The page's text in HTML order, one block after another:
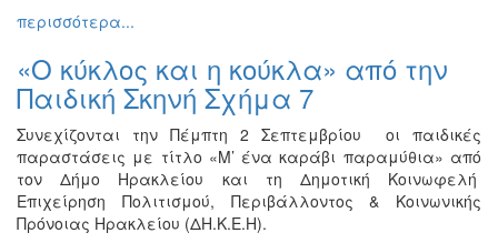
περισσότερα...
«Ο κύκλος και η κούκλα» από την
Παιδική Σκηνή Σχήμα 7
Συνεχίζονται την Πέμπτη 2 Σεπτεμβρίου οι παιδικές
παραστάσεις με τίτλο «Μ’ ένα καράβι παραμύθια» από
τον Δήμο Ηρακλείου και τη Δημοτική Κοινωφελή
Επιχείρηση Πολιτισμού, Περιβάλλοντος & Κοινωνικής
Πρόνοιας Ηρακλείου (ΔΗ.Κ.Ε.Η).